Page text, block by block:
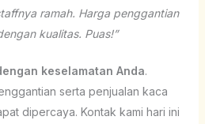
ramah. Harga penggantian
kualitas. Puas!”
keselamatan Anda.
serta penjualan kaca
dipercaya. Kontak kami hari ini